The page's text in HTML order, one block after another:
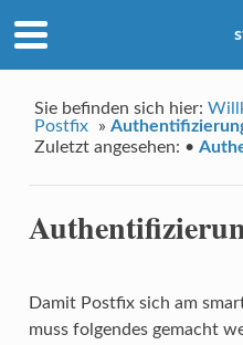
Sie befinden sich hier:
Postfix
»
Zuletzt angesehen: •
Damit Postfix sich am
muss folgendes gemacht